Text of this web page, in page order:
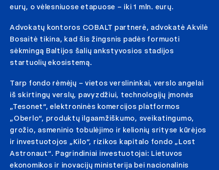
eurų, o vėlesniuose etapuose – iki 1 mln. eurų.
Advokatų kontoros COBALT partnerė, advokatė Akvilė
Bosaitė tikina, kad šis žingsnis padės formuoti
sėkmingą Baltijos šalių ankstyvosios stadijos
startuolių ekosistemą.
Tarp fondo rėmėjų – vietos verslininkai, verslo angelai
iš skirtingų verslų, pavyzdžiui, technologijų įmonės
„Tesonet“, elektroninės komercijos platformos
„Oberlo“, produktų ilgaamžiškumo, sveikatingumo,
grožio, asmeninio tobulėjimo ir kelionių srityse kūrėjos
ir investuotojos „Kilo“, rizikos kapitalo fondo „Lost
Astronaut“. Pagrindiniai investuotojai: Lietuvos
ekonomikos ir inovacijų ministerija bei nacionalinis